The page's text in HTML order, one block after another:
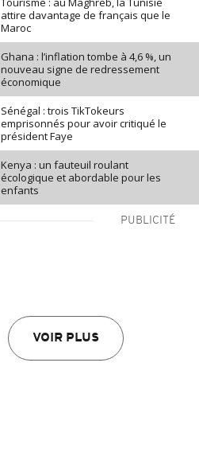
attire davantage de français que le
Maroc
Ghana : l’inflation tombe à 4,6 %, un
nouveau signe de redressement
économique
Sénégal : trois TikTokeurs
emprisonnés pour avoir critiqué le
président Faye
Kenya : un fauteuil roulant
écologique et abordable pour les
enfants
PUBLICITÉ
VOIR PLUS